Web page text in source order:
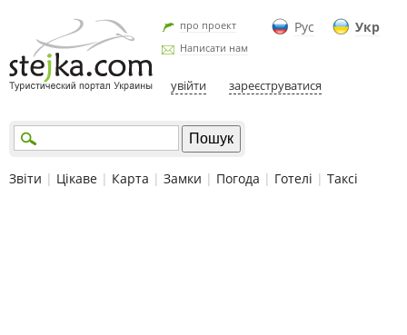
Рус Укр
про проект
Написати нам
увійти зареєструватися
Звіти | Цікаве | Карта | Замки | Погода | Готелі | Таксі